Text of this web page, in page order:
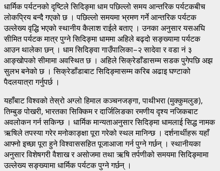
धार्मिक पर्यटनको दृष्टिले सिदिङ्मा धाम पछिल्लो समय आन्तरिक पर्यटकबीच
लोकप्रिय बन्दै गएको छ । पछिल्लो समयमा भ्रमण गर्ने आन्तरिक पर्यटक
उल्लेख्य वृद्धि भएको स्थानीय कैलाश राईले बताए । उनका अनुसार यसअघि
सीमित पर्यटक मात्र पुग्ने सिदिङ्मा धाममा अहिले बढ्दो सङ्ख्यामा पर्यटक
आउन थालेका छन् । धाम सिदिङ्वा गाउँपालिका–२ सादेवा र वडा नं ३
आङ्खोपको सीमामा अवस्थित छ । अहिले सिक्रेडाँडासम्म सडक पुगेपछि अझ
सुलभ बनेको छ । सिक्रेडाँडाबाट सिदिङ्मासम्म करिब अढाइ घण्टाको
पैदलयात्रा गर्नुपर्छ ।
यहाँबाट विश्वको तेस्रो अग्लो हिमाल कञ्चनजङ्गा, पाथीभरा (मुक्कुमलुङ),
तिम्बुङ पोखरी, भारतका सिक्किम र दार्जिलिङका रमणीय दृश्य नजिकबाट
अवलोकन गर्न सकिन्छ । धार्मिक मान्यताअनुसार सिदिङ्मा धामलाई सिद्ध नामक
ऋषिले तपस्या गरेर मनोकाङ्क्षा पूरा गरेको स्थल मानिन्छ । दर्शनार्थीहरू यहाँ
आफ्नो इच्छा पूरा हुने विश्वाससहित पूजाआजा गर्न पुग्ने गर्छन् । स्थानीयका
अनुसार विशेषगरी वैशाख र असोजमा तथा ऋषि तर्पणीको समयमा सिदिङ्मामा
उल्लेख्य सङ्ख्यामा धार्मिक पर्यटक पुग्ने गर्छन् ।